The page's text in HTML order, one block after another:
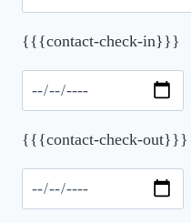
Please leave this field
{{{contact-check-in}}}
{{{contact-check-out}}}